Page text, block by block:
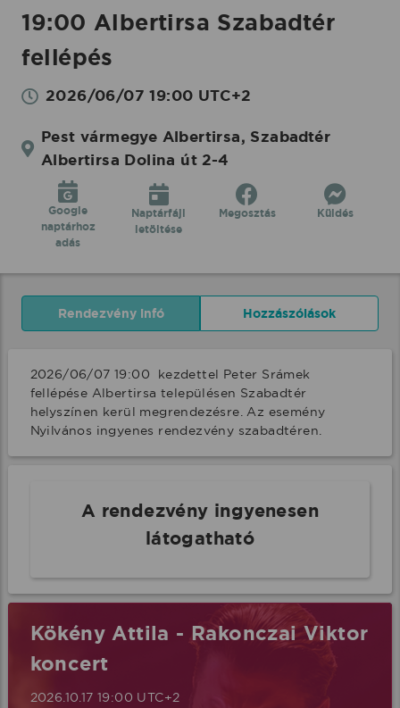
19:00 Albertirsa Szabadtér
fellépés
2026/06/07 19:00 UTC+2
Pest vármegye Albertirsa, Szabadtér
Albertirsa Dolina út 2-4
Google
naptárhoz
adás
Naptárfájl
letöltése
Megosztás Küldés
Rendezvény infó Hozzászólások
2026/06/07 19:00  kezdettel Peter Srámek
fellépése Albertirsa településen Szabadtér
helyszínen kerül megrendezésre. Az esemény
Nyilvános ingyenes rendezvény szabadtéren.
A rendezvény ingyenesen
látogatható
Kökény Attila - Rakonczai Viktor
koncert
2026.10.17 19:00 UTC+2